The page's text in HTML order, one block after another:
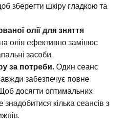
зберегти шкіру гладкою та
олії для зняття
олія ефективно замінює
засоби.
за потреби.Один сеанс
забезпечує повне
досягти оптимальних
кілька сеансів з